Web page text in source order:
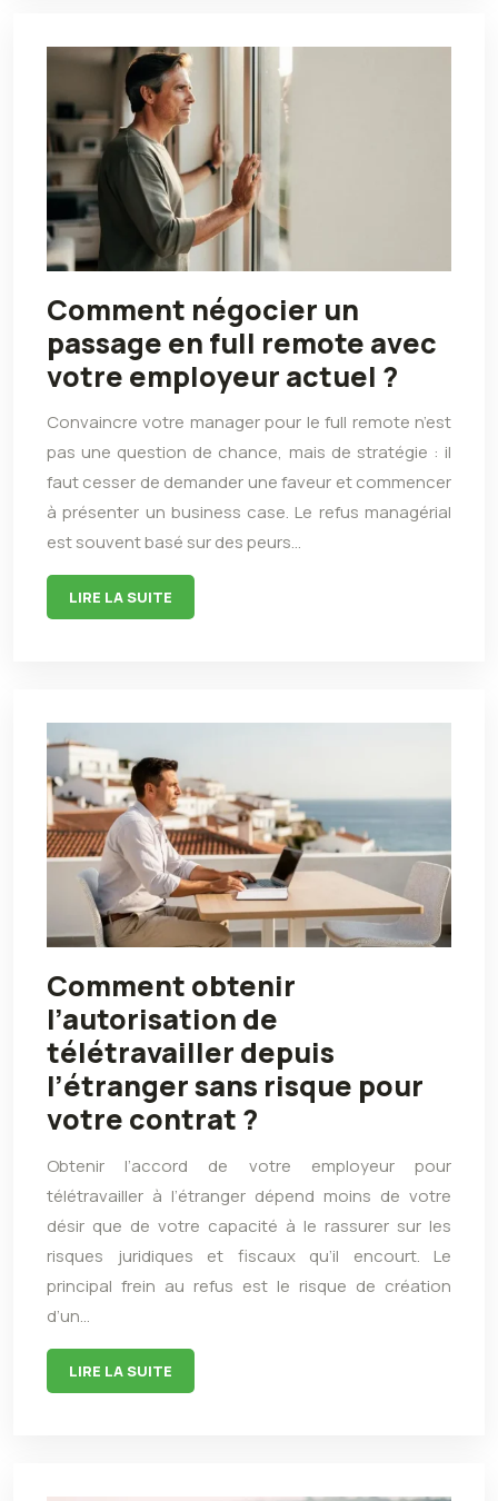
Comment négocier un
passage en full remote avec
votre employeur actuel ?
Convaincre votre manager pour le full remote n’est
pas une question de chance, mais de stratégie : il
faut cesser de demander une faveur et commencer
à présenter un business case. Le refus managérial
est souvent basé sur des peurs…
LIRE LA SUITE
Comment obtenir
l’autorisation de
télétravailler depuis
l’étranger sans risque pour
votre contrat ?
Obtenir l’accord de votre employeur pour
télétravailler à l’étranger dépend moins de votre
désir que de votre capacité à le rassurer sur les
risques juridiques et fiscaux qu’il encourt. Le
principal frein au refus est le risque de création
d’un…
LIRE LA SUITE